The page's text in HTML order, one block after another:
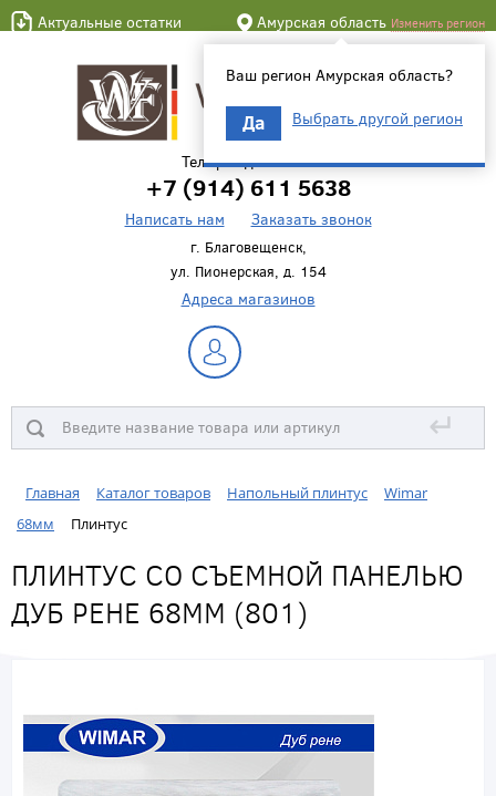
Актуальные остатки Амурская область Изменить регион
Ваш регион Амурская область?
Да Выбрать другой регион
Телефон для связи
+7 (914) 611 5638
Написать нам Заказать звонок
г. Благовещенск,
ул. Пионерская, д. 154
Адреса магазинов
↵
Главная Каталог товаров Напольный плинтус
Wimar
68мм
Плинтус
ПЛИНТУС СО СЪЕМНОЙ ПАНЕЛЬЮ
ДУБ РЕНЕ 68ММ (801)